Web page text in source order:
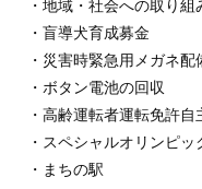
・地域・社会への取り組
・盲導犬育成募金
・災害時緊急用メガネ配
・ボタン電池の回収
・高齢運転者運転免許
・スペシャルオリンピッ
・まちの駅